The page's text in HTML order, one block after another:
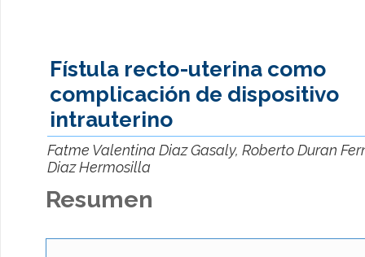
Fístula recto-uterina como
complicación de dispositivo
intrauterino
Fatme Valentina Diaz Gasaly, Roberto Duran
Diaz Hermosilla
Resumen